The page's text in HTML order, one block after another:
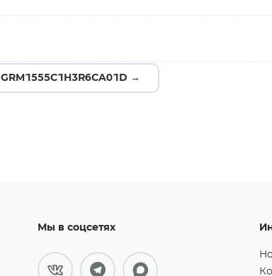
GRM1555C1H3R6CA01D →
Мы в соцсетях